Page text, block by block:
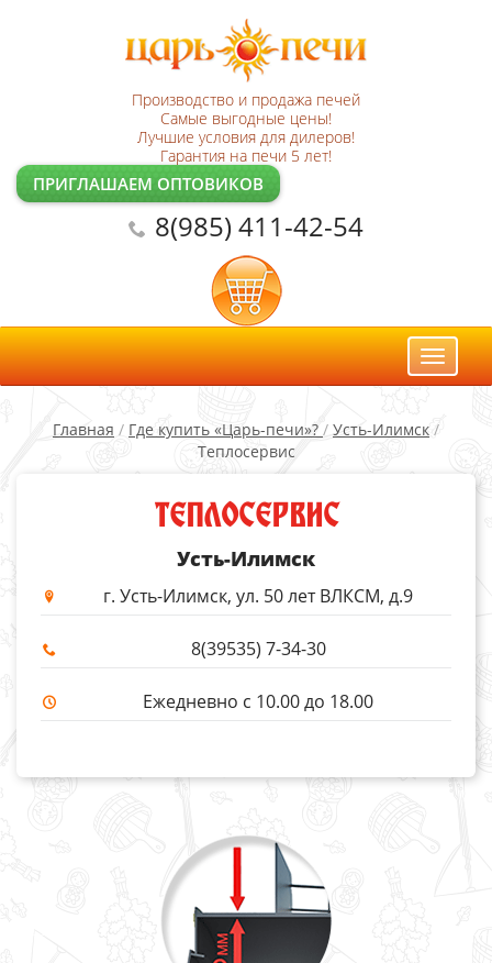
Производство и продажа печей
Самые выгодные цены!
Лучшие условия для дилеров!
Гарантия на печи 5 лет!
ПРИГЛАШАЕМ ОПТОВИКОВ
8(985) 411-42-54
Toggle
Главная / Где купить «Царь-печи»? / Усть-Илимск /
Теплосервис
ТЕПЛОСЕРВИС
Усть-Илимск
г. Усть-Илимск, ул. 50 лет ВЛКСМ, д.9
8(39535) 7-34-30
Ежедневно с 10.00 до 18.00